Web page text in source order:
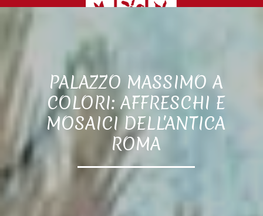
PALAZZO MASSIMO A
COLORI: AFFRESCHI E
MOSAICI DELL'ANTICA
ROMA